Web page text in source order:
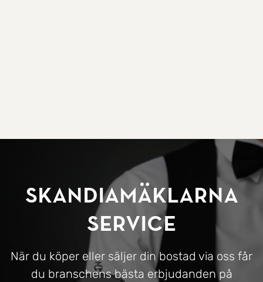
SkandiaMäklarna
Service
När du köper eller säljer din bostad via oss får
du branschens bästa erbjudanden på